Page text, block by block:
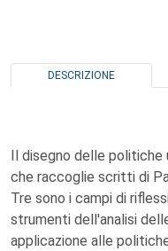
DESCRIZIONE
Il disegno delle politiche
che raccoglie scritti di
Tre sono i campi di
strumenti dell'analisi
applicazione alle